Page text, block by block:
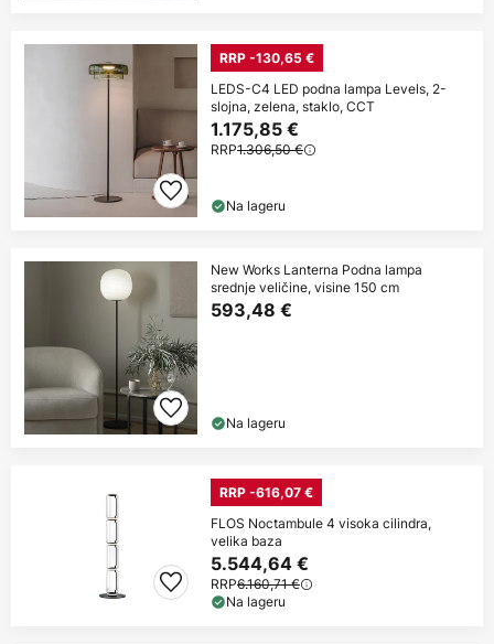
RRP -130,65 €
LEDS-C4 LED podna lampa Levels, 2-
slojna, zelena, staklo, CCT
1.175,85 €
RRP1.306,50 €
Na lageru
New Works Lanterna Podna lampa
srednje veličine, visine 150 cm
593,48 €
Na lageru
RRP -616,07 €
FLOS Noctambule 4 visoka cilindra,
velika baza
5.544,64 €
RRP6.160,71 €
Na lageru